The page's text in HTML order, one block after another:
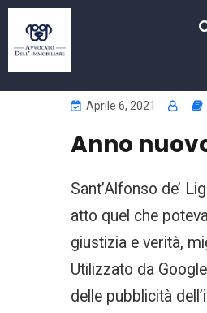
Aprile 6, 2021
Anno
Sant’Alfonso de’
atto quel che
giustizia e verità,
Utilizzato da
delle pubblicità